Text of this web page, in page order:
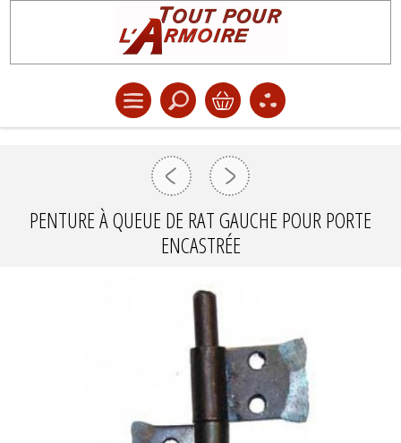
PENTURE À QUEUE DE RAT GAUCHE POUR PORTE
ENCASTRÉE